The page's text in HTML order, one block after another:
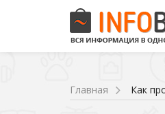
Главная Как